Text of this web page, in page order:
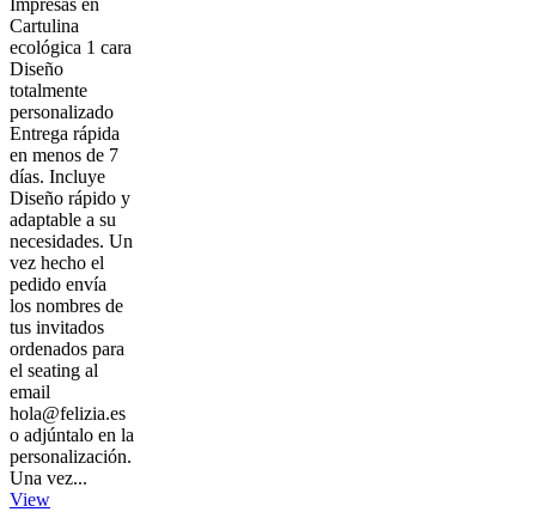
Impresas en
Cartulina
ecológica 1 cara
Diseño
totalmente
personalizado
Entrega rápida
en menos de 7
días. Incluye
Diseño rápido y
adaptable a su
necesidades. Un
vez hecho el
pedido envía
los nombres de
tus invitados
ordenados para
el seating al
email
hola@felizia.es
o adjúntalo en la
personalización.
Una vez...
View